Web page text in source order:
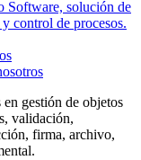
en gestión de objetos
validación,
firma, archivo,